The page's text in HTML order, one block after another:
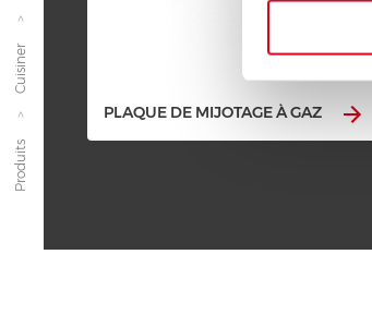
Produits
Cuisiner
PLAQUE DE MIJOTAGE À GAZ